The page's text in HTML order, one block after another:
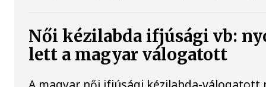
Női kézilabda ifjúsági vb:
lett a magyar válogatott